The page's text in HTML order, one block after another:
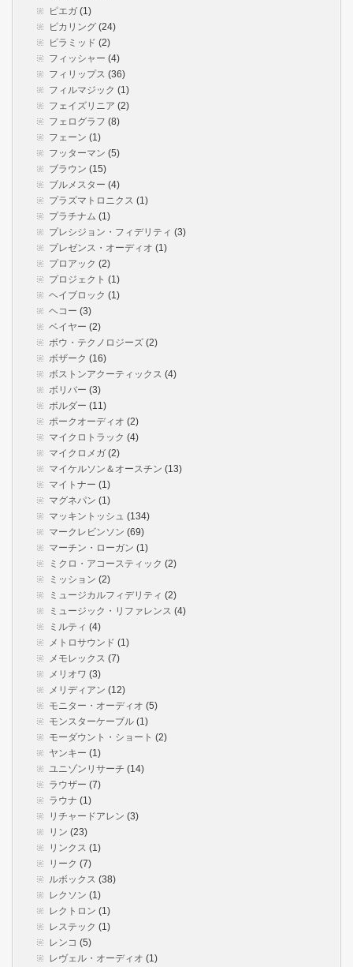
ピエガ (1)
ピカリング (24)
ピラミッド (2)
フィッシャー (4)
フィリップス (36)
フィルマジック (1)
フェイズリニア (2)
フェログラフ (8)
フェーン (1)
フッターマン (5)
ブラウン (15)
ブルメスター (4)
プラズマトロニクス (1)
プラチナム (1)
プレシジョン・フィデリティ (3)
プレゼンス・オーディオ (1)
プロアック (2)
プロジェクト (1)
ヘイブロック (1)
ヘコー (3)
ベイヤー (2)
ボウ・テクノロジーズ (2)
ボザーク (16)
ボストンアクーティックス (4)
ボリバー (3)
ボルダー (11)
ポークオーディオ (2)
マイクロトラック (4)
マイクロメガ (2)
マイケルソン＆オースチン (13)
マイトナー (1)
マグネパン (1)
マッキントッシュ (134)
マークレビンソン (69)
マーチン・ローガン (1)
ミクロ・アコースティック (2)
ミッション (2)
ミュージカルフィデリティ (2)
ミュージック・リファレンス (4)
ミルティ (4)
メトロサウンド (1)
メモレックス (7)
メリオワ (3)
メリディアン (12)
モニター・オーディオ (5)
モンスターケーブル (1)
モーダウント・ショート (2)
ヤンキー (1)
ユニゾンリサーチ (14)
ラウザー (7)
ラウナ (1)
リチャードアレン (3)
リン (23)
リンクス (1)
リーク (7)
ルボックス (38)
レクソン (1)
レクトロン (1)
レステック (1)
レンコ (5)
レヴェル・オーディオ (1)